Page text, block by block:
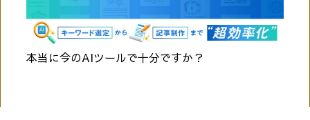
本当に今のAIツールで十分ですか？